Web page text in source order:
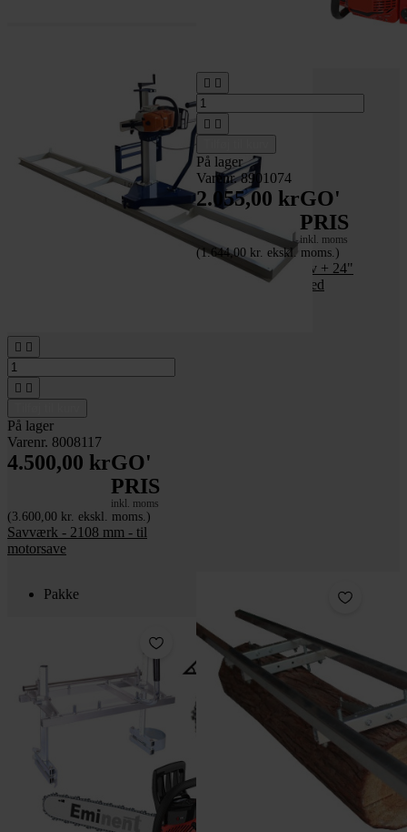
 
 
På lager
Varenr. 8008117
4.500,00 krGO'
PRIS
inkl. moms
(3.600,00 kr. ekskl. moms.)
Savværk - 2108 mm - til
motorsave
 
 
På lager
Varenr. 8901074
2.055,00 krGO'
PRIS
inkl. moms
(1.644,00 kr. ekskl. moms.)
Boyou 20" Kædesav + 24"
mini savværk + 76 led
Pakke